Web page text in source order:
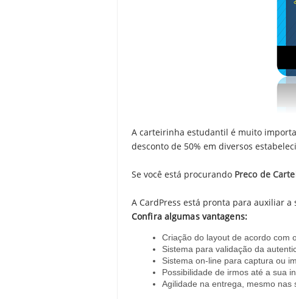
A carteirinha estudantil é muito
desconto de 50% em diversos
Se você está procurando Preco de
A CardPress está pronta para auxiliar
Confira algumas vantagens:
Criação do layout de acordo com
Sistema para validação da
Sistema on-line para captura ou
Possibilidade de irmos até a sua
Agilidade na entrega, mesmo nas